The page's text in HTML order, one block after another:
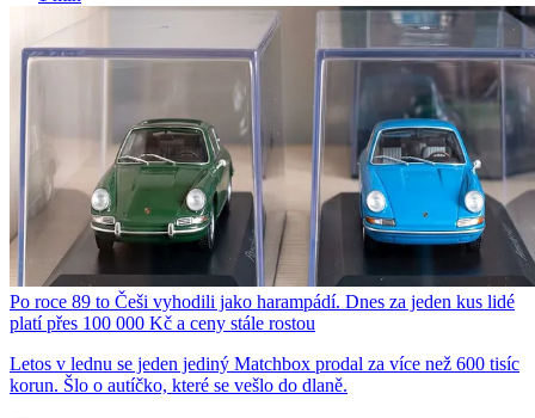
Po roce 89 to Češi vyhodili jako harampádí. Dnes za jeden kus lidé
platí přes 100 000 Kč a ceny stále rostou
Letos v lednu se jeden jediný Matchbox prodal za více než 600 tisíc
korun. Šlo o autíčko, které se vešlo do dlaně.